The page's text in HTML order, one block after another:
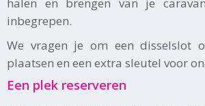
inbegrepen.
We vragen je om een disselslot
plaatsen en een extra sleutel voor
Een plek reserveren